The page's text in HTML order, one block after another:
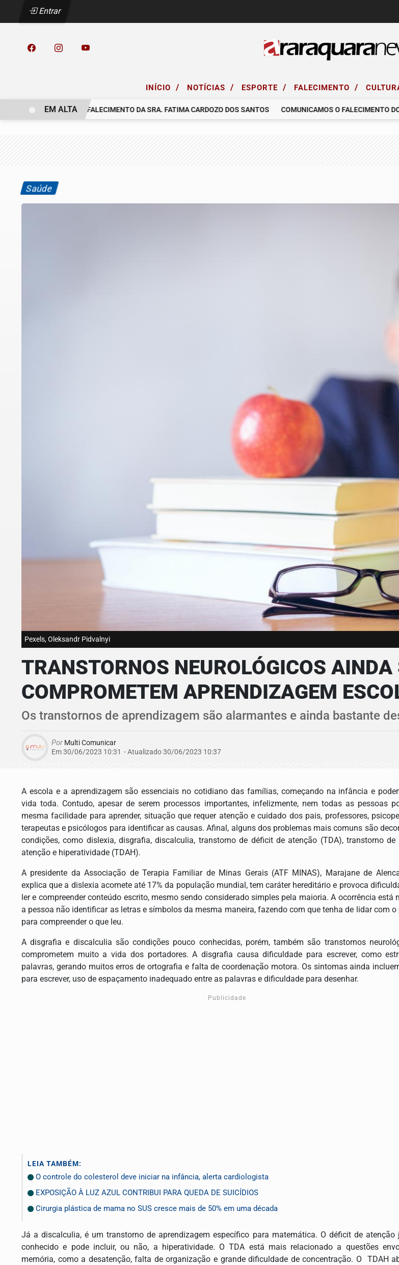
Entrar
INÍCIO / NOTÍCIAS / ESPORTE / FALECIMENTO /
COMUNICAMOS O FALECIMENTO DA SRA. FATIMA CARDOZO DOS SANTOS COMUNICAMOS O FALECIMENTO DO
EM ALTA
Saúde
Pexels, Oleksandr Pidvalnyi
TRANSTORNOS NEUROLÓGICOS AINDA
COMPROMETEM APRENDIZAGEM
Os transtornos de aprendizagem são alarmantes e ainda bastante
Por Multi Comunicar
Em 30/06/2023 10:31 - Atualizado30/06/2023 10:37
A escola e a aprendizagem são essenciais no cotidiano das famílias, começando na infância e
vida toda. Contudo, apesar de serem processos importantes, infelizmente, nem todas as pessoas
mesma facilidade para aprender, situação que requer atenção e cuidado dos pais, professores,
terapeutas e psicólogos para identificar as causas. Afinal, alguns dos problemas mais comuns são
condições, como dislexia, disgrafia, discalculia, transtorno de déficit de atenção (TDA), transtorno de
atenção e hiperatividade (TDAH).
A presidente da Associação de Terapia Familiar de Minas Gerais (ATF MINAS), Marajane de
explica que a dislexia acomete até 17% da população mundial, tem caráter hereditário e provoca
ler e compreender conteúdo escrito, mesmo sendo considerado simples pela maioria. A ocorrência está
a pessoa não identificar as letras e símbolos da mesma maneira, fazendo com que tenha de lidar com o
para compreender o que leu.
A disgrafia e discalculia são condições pouco conhecidas, porém, também são transtornos
comprometem muito a vida dos portadores. A disgrafia causa dificuldade para escrever, como
palavras, gerando muitos erros de ortografia e falta de coordenação motora. Os sintomas ainda
para escrever, uso de espaçamento inadequado entre as palavras e dificuldade para desenhar.
Publicidade
LEIA TAMBÉM:
O controle do colesterol deve iniciar na infância, alerta cardiologista
EXPOSIÇÃO À LUZ AZUL CONTRIBUI PARA QUEDA DE SUICÍDIOS
Cirurgia plástica de mama no SUS cresce mais de 50% em uma década
Já a discalculia, é um transtorno de aprendizagem específico para matemática. O déficit de atenção
conhecido e pode incluir, ou não, a hiperatividade. O TDA está mais relacionado a questões
memória, como a desatenção, falta de organização e grande dificuldade de concentração. O TDAH